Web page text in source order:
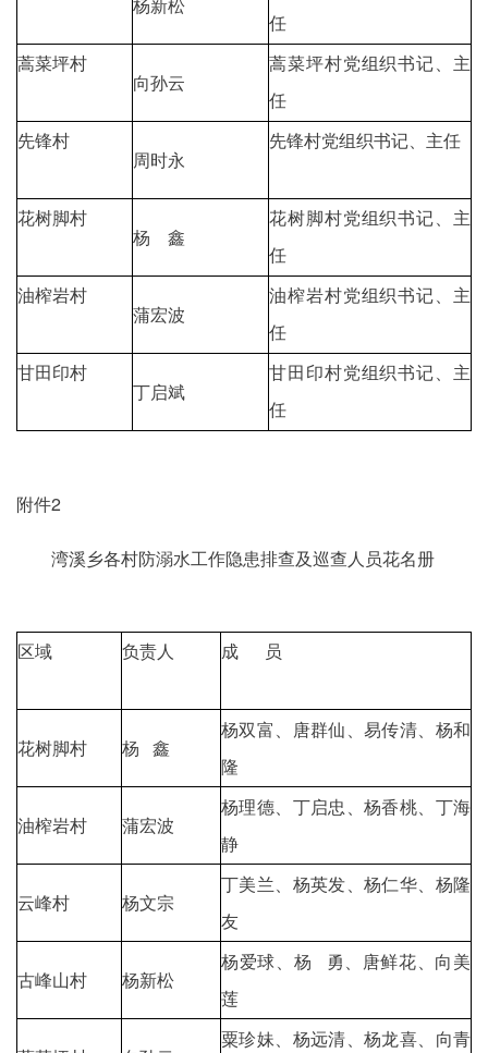
任
蒿菜坪村
向孙云
蒿菜坪村党组织书记、主
任
先锋村
周时永
先锋村党组织书记、主任
花树脚村
杨 鑫
花树脚村党组织书记、主
任
油榨岩村
蒲宏波
油榨岩村党组织书记、主
任
甘田印村
丁启斌
甘田印村党组织书记、主
任
附件2
湾溪乡各村防溺水工作隐患排查及巡查人员花名册
区域 负责人 成 员
花树脚村 杨 鑫
杨双富、唐群仙、易传清、杨和
隆
油榨岩村 蒲宏波
杨理德、丁启忠、杨香桃、丁海
静
云峰村 杨文宗
丁美兰、杨英发、杨仁华、杨隆
友
古峰山村 杨新松
杨爱球、杨 勇、唐鲜花、向美
莲
粟珍妹、杨远清、杨龙喜、向青